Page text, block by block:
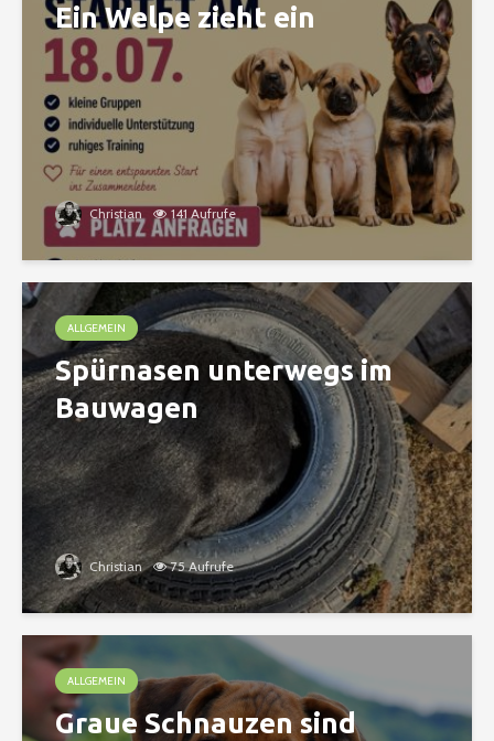
Ein Welpe zieht ein
Christian 141 Aufrufe
ALLGEMEIN
Spürnasen unterwegs im
Bauwagen
Christian 75 Aufrufe
ALLGEMEIN
Graue Schnauzen sind